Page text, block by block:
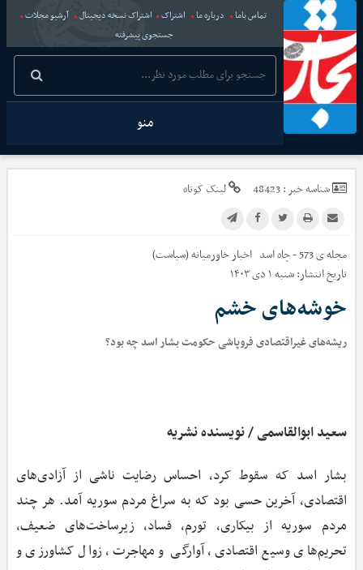
تماس باما درباره ما اشتراک اشتراک نسخه دیجیتال
آرشیو مجلات
جستجوی پیشرفته
منو
شناسه خبر :48423 لینک کوتاه
مجله ی 573 - چاه اسد اخبارخاورمیانه (سیاست)
تاریخ انتشار:شنبه ۱ دی ۱۴۰۳
خوشه‌های خشم
ریشه‌های غیراقتصادی فروپاشی حکومت بشار اسد چه بود؟
سعید ابوالقاسمی / نویسنده نشریه
بشار اسد که سقوط کرد، احساس رضایت ناشی از آزادی‌های
اقتصادی، آخرین حسی بود که به سراغ مردم سوریه آمد. هر چند
مردم سوریه از بیکاری، تورم، فساد، زیرساخت‌های ضعیف،
تحریم‌های وسیع اقتصادی، آوارگی و مهاجرت، زوال کشاورزی و